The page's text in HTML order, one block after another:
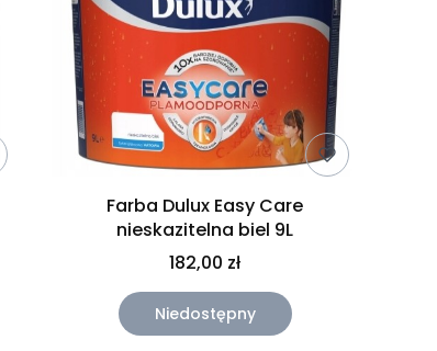
Farba Dulux Easy Care
nieskazitelna biel 9L
182,00 zł
Niedostępny